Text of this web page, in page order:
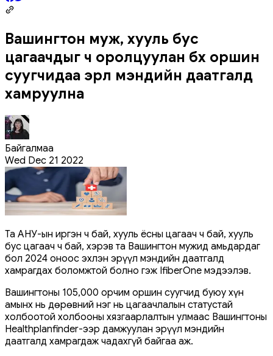
Вашингтон муж, хууль бус
цагаачдыг ч оролцуулан бүх оршин
суугчидаа эрүүл мэндийн даатгалд
хамруулна
Байгалмаа
Wed Dec 21 2022
Та АНУ-ын иргэн ч бай, хууль ёсны цагаач ч бай, хууль
бус цагаач ч бай, хэрэв та Вашингтон мужид амьдардаг
бол 2024 оноос эхлэн эрүүл мэндийн даатгалд
хамрагдах боломжтой болно гэж IfiberOne мэдээлэв.
Вашингтоны 105,000 орчим оршин суугчид буюу хүн
амынх нь дөрөвний нэг нь цагаачлалын статустай
холбоотой холбооны хязгаарлалтын улмаас Вашингтоны
Healthplanfinder-ээр дамжуулан эрүүл мэндийн
даатгалд хамрагдаж чадахгүй байгаа аж.